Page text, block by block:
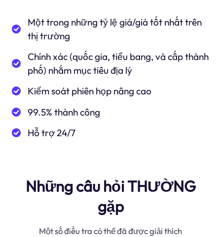
Một trong những tỷ lệ giá/giá tốt nhất trên
thị trường
Chính xác (quốc gia, tiểu bang, và cấp thành
phố) nhắm mục tiêu địa lý
Kiểm soát phiên họp nâng cao
99.5% thành công
Hỗ trợ 24/7
Những câu hỏi THƯỜNG
gặp
Một số điều tra có thể đã được giải thích